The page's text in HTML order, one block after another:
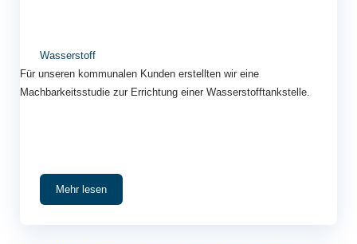
Wasserstoff
Für unseren kommunalen Kunden erstellten wir eine
Machbarkeitsstudie zur Errichtung einer Wasserstofftankstelle.
Mehr lesen